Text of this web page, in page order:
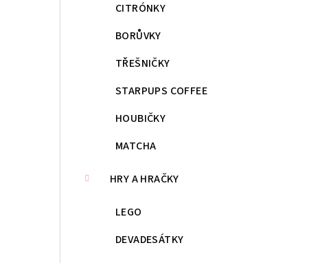
CITRÓNKY
BORŮVKY
TŘEŠNIČKY
STARPUPS COFFEE
HOUBIČKY
MATCHA
HRY A HRAČKY
LEGO
DEVADESÁTKY